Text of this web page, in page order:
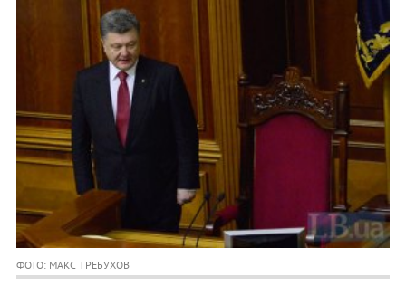
ФОТО: МАКС ТРЕБУХОВ